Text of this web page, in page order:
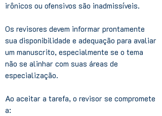
irônicos ou ofensivos são inadmissíveis.
Os revisores devem informar prontamente
sua disponibilidade e adequação para avaliar
um manuscrito, especialmente se o tema
não se alinhar com suas áreas de
especialização.
Ao aceitar a tarefa, o revisor se compromete
a: